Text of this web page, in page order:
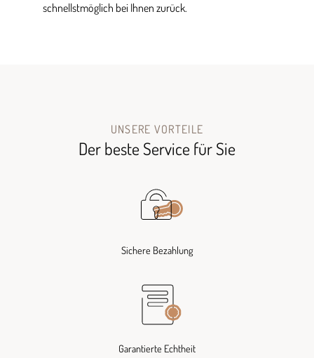
schnellstmöglich bei Ihnen zurück.
UNSERE VORTEILE
Der beste Service für Sie
Sichere Bezahlung
Garantierte Echtheit